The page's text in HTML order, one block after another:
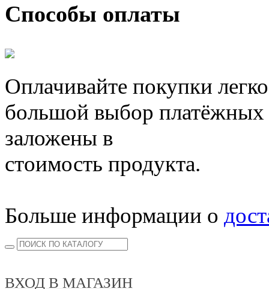
Способы оплаты
Оплачивайте покупки
большой выбор
заложены в
стоимость продукта.
Больше информации о
ВХОД В МАГАЗИН